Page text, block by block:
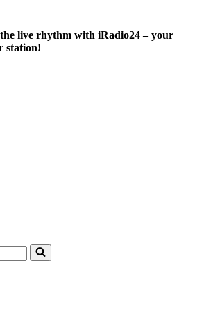
live rhythm with iRadio24 – your
station!